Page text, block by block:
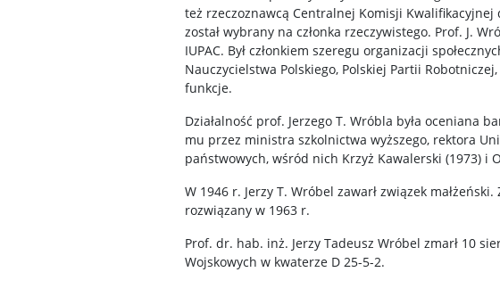
też rzeczoznawcą Centralnej Komisji Kwalifikacyjnej
został wybrany na członka rzeczywistego. Prof. J.
IUPAC. Był członkiem szeregu organizacji
Nauczycielstwa Polskiego, Polskiej Partii
funkcje.
Działalność prof. Jerzego T. Wróbla była oceniana
mu przez ministra szkolnictwa wyższego, rektora
państwowych, wśród nich Krzyż Kawalerski (1973) i
W 1946 r. Jerzy T. Wróbel zawarł związek
rozwiązany w 1963 r.
Prof. dr. hab. inż. Jerzy Tadeusz Wróbel zmarł 10
Wojskowych w kwaterze D 25-5-2.